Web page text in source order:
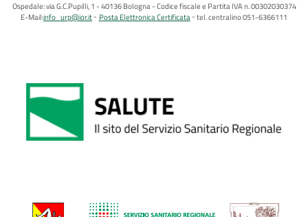
Ospedale: via G.C.Pupilli, 1 - 40136 Bologna - Codice fiscale e Partita IVA n. 00302030374
E-Mail:info_urp@ior.it Posta Elettronica Certificata tel. centralino 051-6366111